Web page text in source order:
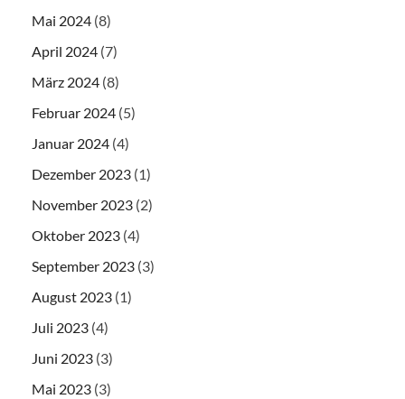
Mai 2024 (8)
April 2024 (7)
März 2024 (8)
Februar 2024 (5)
Januar 2024 (4)
Dezember 2023 (1)
November 2023 (2)
Oktober 2023 (4)
September 2023 (3)
August 2023 (1)
Juli 2023 (4)
Juni 2023 (3)
Mai 2023 (3)